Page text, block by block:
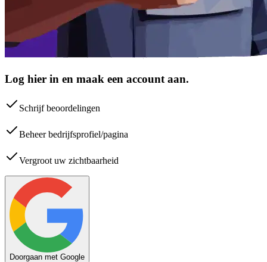
Log hier in en maak een account aan.
Schrijf beoordelingen
Beheer bedrijfsprofiel/pagina
Vergroot uw zichtbaarheid
Doorgaan met Google